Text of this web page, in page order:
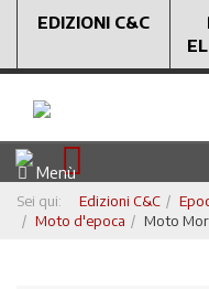
EDIZIONI C&C
Menù
Sei qui: Edizioni C&C
Moto d'epoca
Moto